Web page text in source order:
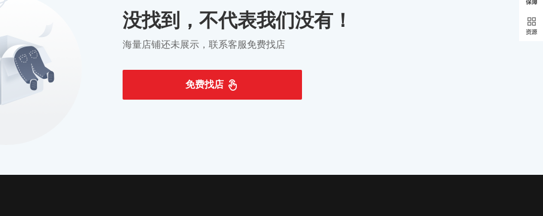
购买 华东地区，抖小店企业店，配合过户，虚拟充...
没找到，不代表我们没有！
海量店铺还未展示，联系客服免费找店
免费找店